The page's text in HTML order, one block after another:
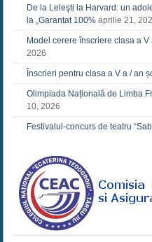
De la Leleşti la Harvard: un
la „Garantat 100% aprilie 21,
Model cerere înscriere clasa a
2026
Înscrieri pentru clasa a V a / an
Olimpiada Națională de Limba
10, 2026
Festivalul-concurs de teatru